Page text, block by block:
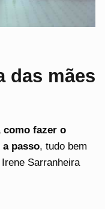
das mães
como fazer o
passo, tudo bem
Sarranheira